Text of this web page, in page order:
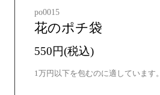
po0015
花のポチ袋
550円(税込)
1万円以下を包むのに適しています。